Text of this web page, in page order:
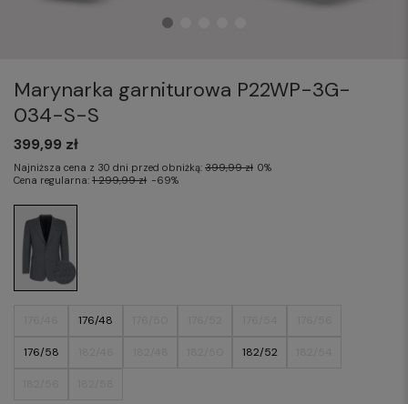
Marynarka garniturowa P22WP-3G-
034-S-S
176/48
176/58 182/52
399,99 zł
Najniższa cena z 30 dni przed obniżką: 399,99 zł 0%
Cena regularna: 1 299,99 zł -69%